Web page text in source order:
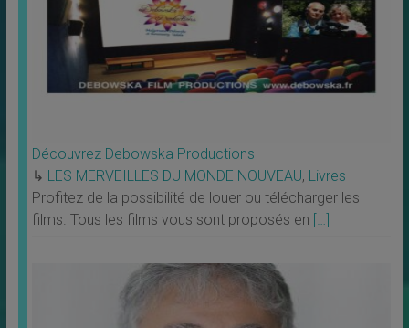
Découvrez Debowska Productions
↳ LES MERVEILLES DU MONDE NOUVEAU, Livres
Profitez de la possibilité de louer ou télécharger les
films. Tous les films vous sont proposés en […]